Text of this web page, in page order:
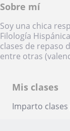
Sobre mí
Soy una chica
Filología
clases de repaso
entre otras
Mis clases
Imparto clases